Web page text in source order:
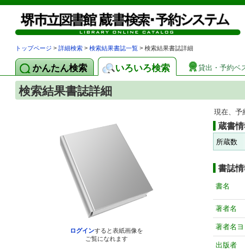
トップページ > 詳細検索 > 検索結果書誌一覧 > 検索結果書誌詳細
かんたん検索 いろいろ検索 貸出・予約ベ
検索結果書誌詳細
ログインすると表紙画像を
ご覧になれます
現在、予
蔵書
所蔵数
書誌
書名
著者名
著者名ヨ
出版者